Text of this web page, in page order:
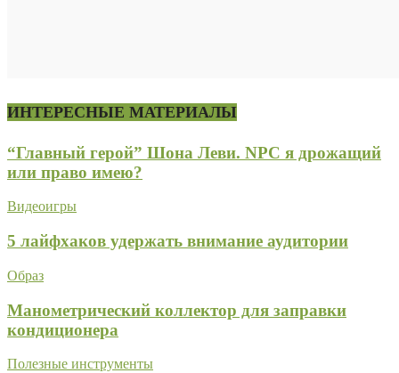
ИНТЕРЕСНЫЕ МАТЕРИАЛЫ
“Главный герой” Шона Леви. NPC я дрожащий
или право имею?
Видеоигры
5 лайфхаков удержать внимание аудитории
Образ
Манометрический коллектор для заправки
кондиционера
Полезные инструменты